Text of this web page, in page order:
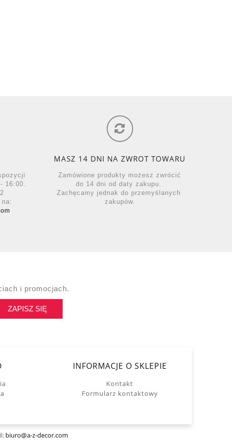
16:00.
MASZ 14 DNI NA ZWROT TOWARU
Zamówione produkty możesz zwrócić
do 14 dni od daty zakupu.
Zachęcamy jednak do przemyślanych
zakupów.
i promocjach.
ZAPISZ SIĘ
INFORMACJE O SKLEPIE
Kontakt
Formularz kontaktowy
biuro@a-z-decor.com